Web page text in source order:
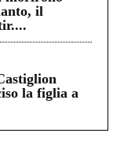
il
la figlia a